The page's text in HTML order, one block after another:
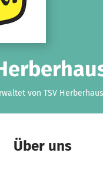
von TSV
Über uns